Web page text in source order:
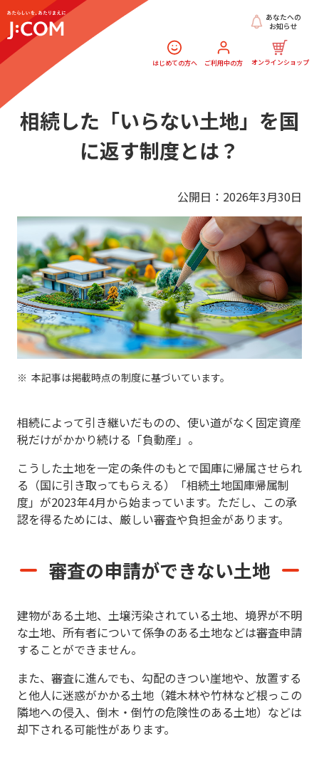
はじめての方へ ご利用中の方 オンラインショップ
あなたへの
お知らせ
相続した「いらない土地」を国
に返す制度とは？
公開日：2026年3月30日
本記事は掲載時点の制度に基づいています。
相続によって引き継いだものの、使い道がなく固定資産
税だけがかかり続ける「負動産」。
こうした土地を一定の条件のもとで国庫に帰属させられ
る（国に引き取ってもらえる）「相続土地国庫帰属制
度」が2023年4月から始まっています。ただし、この承
認を得るためには、厳しい審査や負担金があります。
審査の申請ができない土地
建物がある土地、土壌汚染されている土地、境界が不明
な土地、所有者について係争のある土地などは審査申請
することができません。
また、審査に進んでも、勾配のきつい崖地や、放置する
と他人に迷惑がかかる土地（雑木林や竹林など根っこの
隣地への侵入、倒木・倒竹の危険性のある土地）などは
却下される可能性があります。